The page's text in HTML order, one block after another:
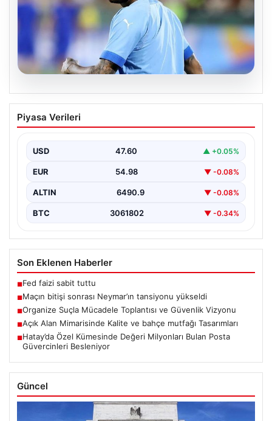
06.08.2026
Maçın bitişi sonrası Neymar’ın
tansiyonu yükseldi
gergin anlar yaşandı. Tribünlerin coşkusu ve sahadaki
yüksek…
Piyasa Verileri
USD 47.60 ▲ +0.05%
EUR 54.98 ▼ -0.08%
ALTIN 6490.9 ▼ -0.08%
BTC 3061802 ▼ -0.34%
Son Eklenen Haberler
■Fed faizi sabit tuttu
■Maçın bitişi sonrası Neymar’ın tansiyonu yükseldi
■Organize Suçla Mücadele Toplantısı ve Güvenlik Vizyonu
■Açık Alan Mimarisinde Kalite ve bahçe mutfağı Tasarımları
■Hatay’da Özel Kümesinde Değeri Milyonları Bulan Posta
Güvercinleri Besleniyor
Güncel